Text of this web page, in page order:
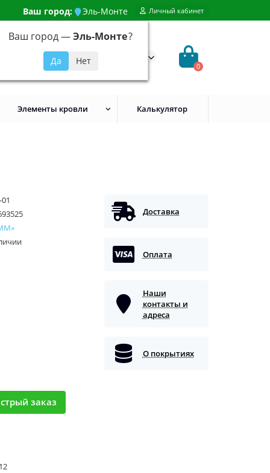
Ваш город: Эль-Монте
Ваш город —Эль-Монте?
Личный кабинет
648-92-94
0
Элементы кровли Калькулятор
заказ
Доставка
Оплата
Наши
контакты и
адреса
О покрытиях